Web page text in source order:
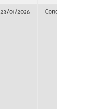
23/01/2026 Concurso